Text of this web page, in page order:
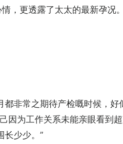
，更透露了太太的最新孕况。
非常之期待产检嘅时候，
因为工作关系未能亲眼看到
长少少。”